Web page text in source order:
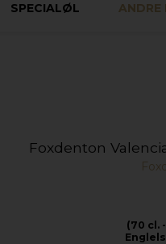
SPECIALØL ANDRE
Foxdenton
(70 cl.